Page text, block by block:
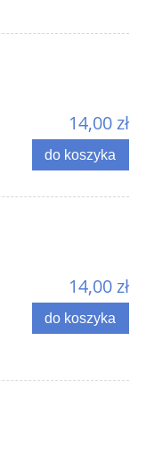
14,00 zł
do koszyka
14,00 zł
do koszyka